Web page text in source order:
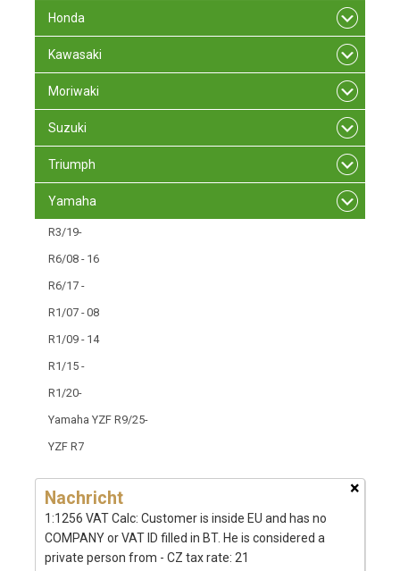
Honda
Kawasaki
Moriwaki
Suzuki
Triumph
Yamaha
R3/19-
R6/08 - 16
R6/17 -
R1/07 - 08
R1/09 - 14
R1/15 -
R1/20-
Yamaha YZF R9/25-
YZF R7
×
Nachricht
1:1256 VAT Calc: Customer is inside EU and has no
COMPANY or VAT ID filled in BT. He is considered a
private person from - CZ tax rate: 21